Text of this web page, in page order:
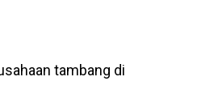
tambang di